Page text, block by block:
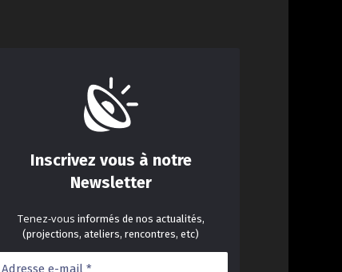
Inscrivez vous à notre
Newsletter
Tenez-vous informés de nos actualités,
(projections, ateliers, rencontres, etc)